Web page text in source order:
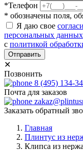
*Телефон
* обозначены поля,
Я даю свое
персональных данных
с политикой
Отправить
✕
Позвонить
8 (495) 134-
Почта для заказов
Заказать обратный
Главная
Плинтус из
Клипса из